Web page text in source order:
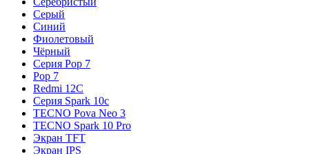
Серый
Синий
Фиолетовый
Чёрный
Серия Pop 7
Pop 7
Redmi 12C
Серия Spark 10c
TECNO Pova Neo 3
TECNO Spark 10 Pro
Экран TFT
Экран IPS